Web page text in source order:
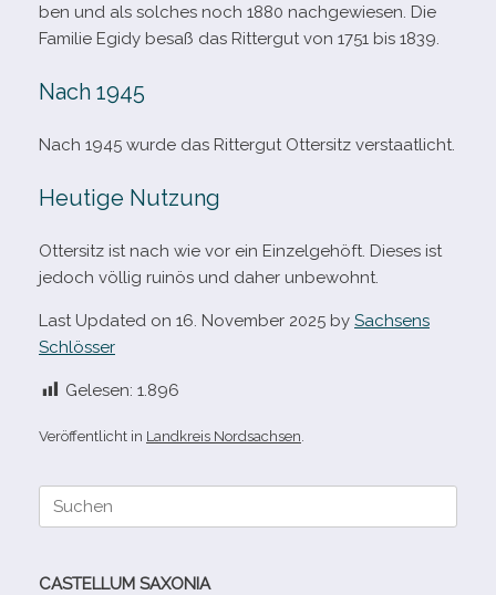
ben und als sol­ches noch 1880 nach­ge­wie­sen. Die
Familie Egidy besaß das Rittergut von 1751 bis 1839.
Nach 1945
Nach 1945 wurde das Rittergut Ottersitz verstaatlicht.
Heutige Nutzung
Ottersitz ist nach wie vor ein Einzelgehöft. Dieses ist
jedoch völ­lig rui­nös und daher unbewohnt.
Last Updated on 16. November 2025 by Sachsens
Schlösser
Gelesen: 1.896
Veröffentlicht in Landkreis Nordsachsen
Suche
CASTELLUM SAXONIA